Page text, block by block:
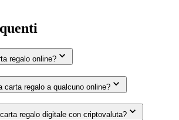
regalo online?
carta regalo a qualcuno online?
regalo digitale con criptovaluta?